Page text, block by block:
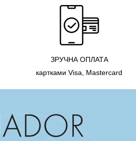
ЗРУЧНА ОПЛАТА
картками Visa, Mastercard